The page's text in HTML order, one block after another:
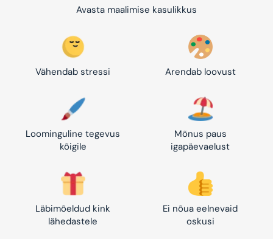
Avasta maalimise kasulikkus
Vähendab stressi Arendab loovust
Loominguline tegevus
kõigile
Mõnus paus
igapäevaelust
Läbimõeldud kink
lähedastele
Ei nõua eelnevaid
oskusi